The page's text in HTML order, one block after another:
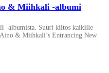
& Miihkali -albumi
-albumista. Suuri kiitos kaikille
Miihkali’s Entrancing New